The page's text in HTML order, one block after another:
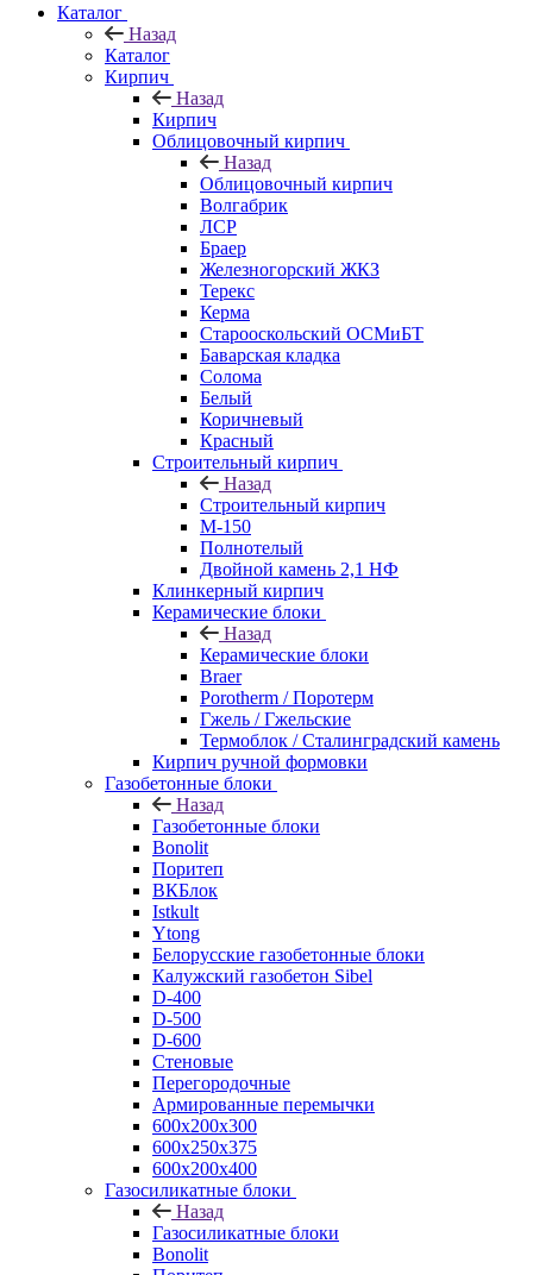
Каталог
Назад
Каталог
Кирпич
Назад
Кирпич
Облицовочный кирпич
Назад
Облицовочный кирпич
Волгабрик
ЛСР
Браер
Железногорский ЖКЗ
Терекс
Керма
Старооскольский ОСМиБТ
Баварская кладка
Солома
Белый
Коричневый
Красный
Строительный кирпич
Назад
Строительный кирпич
М-150
Полнотелый
Двойной камень 2,1 НФ
Клинкерный кирпич
Керамические блоки
Назад
Керамические блоки
Braer
Porotherm / Поротерм
Гжель / Гжельские
Термоблок / Сталинградский камень
Кирпич ручной формовки
Газобетонные блоки
Назад
Газобетонные блоки
Bonolit
Поритеп
ВКБлок
Istkult
Ytong
Белорусские газобетонные блоки
Калужский газобетон Sibel
D-400
D-500
D-600
Стеновые
Перегородочные
Армированные перемычки
600х200х300
600х250х375
600х200х400
Газосиликатные блоки
Назад
Газосиликатные блоки
Bonolit